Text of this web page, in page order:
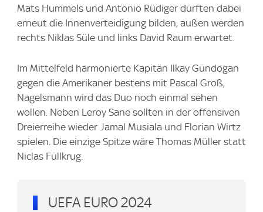
Mats Hummels und Antonio Rüdiger dürften dabei
erneut die Innenverteidigung bilden, außen werden
rechts Niklas Süle und links David Raum erwartet.
Im Mittelfeld harmonierte Kapitän Ilkay Gündogan
gegen die Amerikaner bestens mit Pascal Groß,
Nagelsmann wird das Duo noch einmal sehen
wollen. Neben Leroy Sane sollten in der offensiven
Dreierreihe wieder Jamal Musiala und Florian Wirtz
spielen. Die einzige Spitze wäre Thomas Müller statt
Niclas Füllkrug.
UEFA EURO 2024